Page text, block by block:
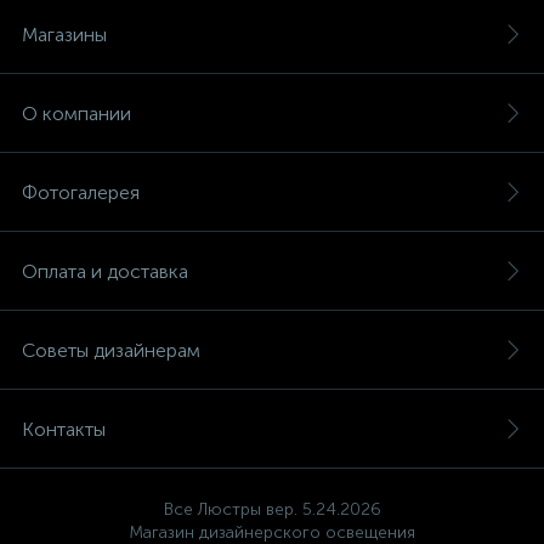
Магазины
О компании
Фотогалерея
Оплата и доставка
Советы дизайнерам
Контакты
Все Люстры вер. 5.24.2026
Магазин дизайнерского освещения